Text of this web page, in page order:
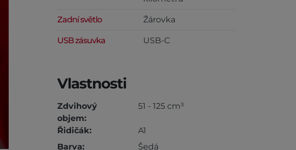
Zadní světlo Žárovka
USB zásuvka USB-C
Vlastnosti
Zdvihový
objem:
51 - 125 cm³
Řidičák:
A1
Barva:
Šedá